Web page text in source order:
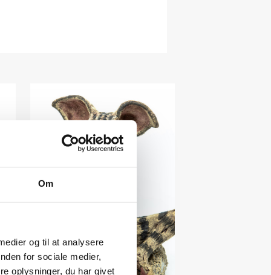
Om
og til at analysere
for sociale medier,
oplysninger, du har givet